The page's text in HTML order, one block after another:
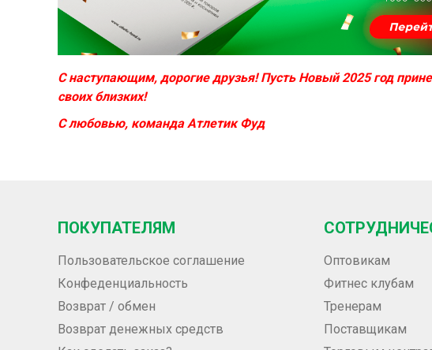
С наступающим, дорогие друзья! Пусть Новый 2025 год
своих близких!
С любовью, команда Атлетик Фуд
ПОКУПАТЕЛЯМ
Пользовательское соглашение
Конфеденциальность
Возврат / обмен
Возврат денежных средств
Оптовикам
Фитнес клубам
Тренерам
Поставщикам